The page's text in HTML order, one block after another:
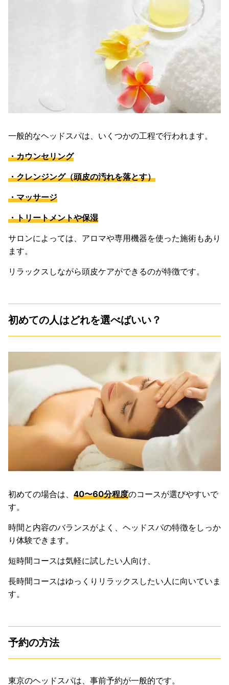
一般的なヘッドスパは、いくつかの工程で行われます。
・カウンセリング
・クレンジング（頭皮の汚れを落とす）
・マッサージ
・トリートメントや保湿
サロンによっては、アロマや専用機器を使った施術もあり
ます。
リラックスしながら頭皮ケアができるのが特徴です。
初めての人はどれを選べばいい？
初めての場合は、 40〜60分程度のコースが選びやすいで
す。
時間と内容のバランスがよく、ヘッドスパの特徴をしっか
り体験できます。
短時間コースは気軽に試したい人向け、
長時間コースはゆっくりリラックスしたい人に向いていま
す。
予約の方法
東京のヘッドスパは、事前予約が一般的です。